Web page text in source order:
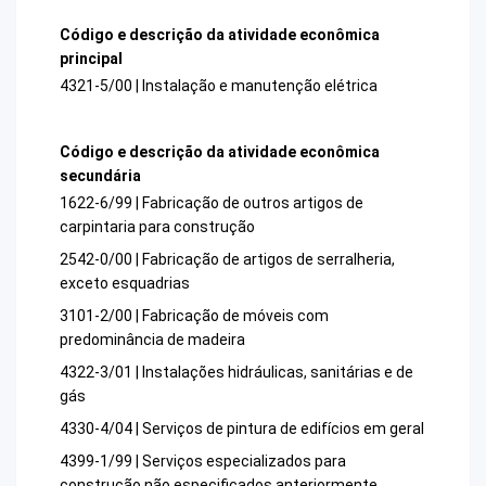
Código e descrição da atividade econômica
principal
4321-5/00 | Instalação e manutenção elétrica
Código e descrição da atividade econômica
secundária
1622-6/99 | Fabricação de outros artigos de
carpintaria para construção
2542-0/00 | Fabricação de artigos de serralheria,
exceto esquadrias
3101-2/00 | Fabricação de móveis com
predominância de madeira
4322-3/01 | Instalações hidráulicas, sanitárias e de
gás
4330-4/04 | Serviços de pintura de edifícios em geral
4399-1/99 | Serviços especializados para